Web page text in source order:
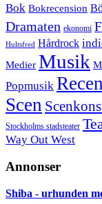
Bok Bokrecension
Dramaten ekonomi
Hultsfred Hårdrock
Medier Musik
Popmusik
Scen
Stockholms stadsteater
Way Out West
Annonser
Shiba - urhunden